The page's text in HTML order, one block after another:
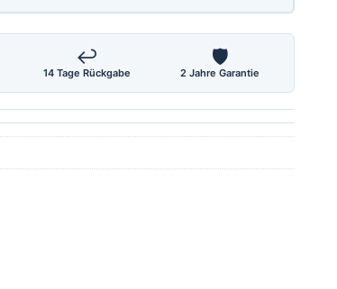
↩
14 Tage Rückgabe
🛡
2 Jahre Garantie